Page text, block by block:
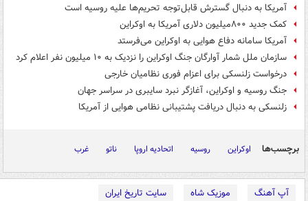
آمریکا به دنبال گسترش قابل‌توجه تحریم‌ها علیه روسیه است
کمک جدید ۸۰۰میلیون دلاری آمریکا به اوکراین
آمریکا سامانه‌ دفاع هوایی به اوکراین می‌فرستد
سازمان ملل شمار آوارگان جنگ اوکراین را نزدیک به ۱۰ میلیون نفر اعلام کرد
درخواست زلنسکی برای اعزام فوری نظامیان خارجی
جنگ روسیه و اوکراین، آغازگر نبرد سایبری در سراسر جهان
زلنسکی به دنبال دریافت پشتیبانی نظامی هوایی از آمریکا
برچسب‌ها اوکراین روسیه اتحادیه اروپا ناتو غرب
آپ آهنگ موزیک شاه
سایت تاریخ ایران